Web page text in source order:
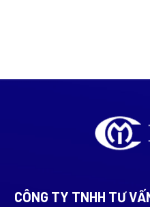
CÔNG TY TNHH TƯ